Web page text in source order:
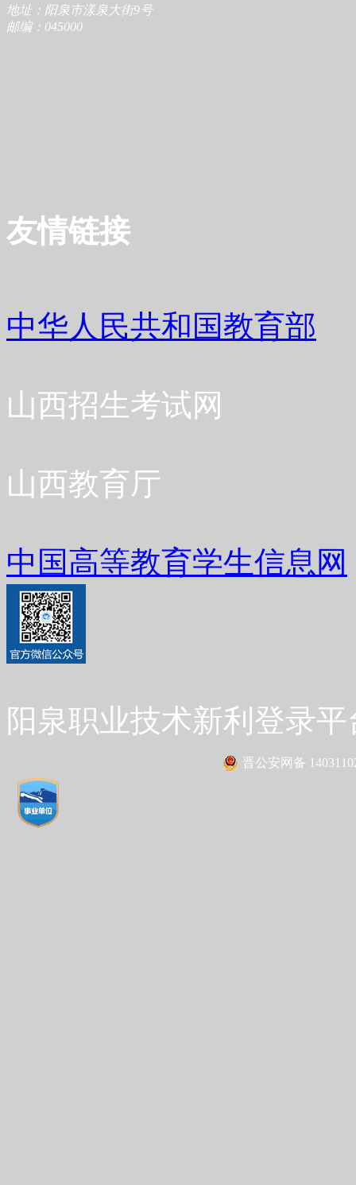
地址：阳泉市漾泉大街9号
邮编：045000
友情链接
中华人民共和国教育部
山西招生考试网
山西教育厅
中国高等教育学生信息网
阳泉职业技术新利登录
晋公安网备